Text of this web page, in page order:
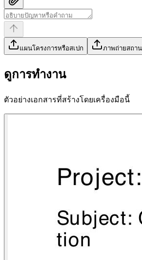
แผนโครงการหรือสเปก ภาพถ่ายสถา
ดูการทำงาน
ตัวอย่างเอกสารที่สร้างโดยเครื่องมือนี้